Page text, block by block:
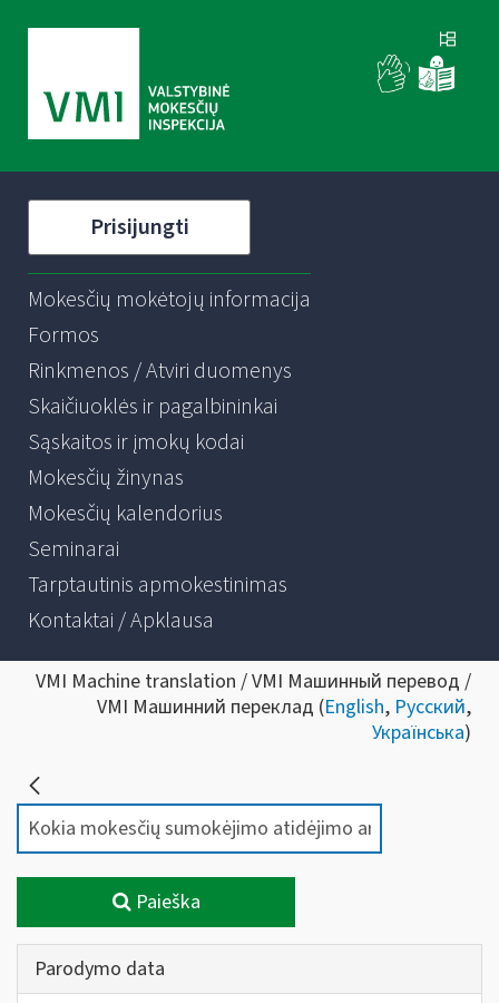
Prisijungti
Mokesčių mokėtojų informacija
Formos
Rinkmenos / Atviri duomenys
Skaičiuoklės ir pagalbininkai
Sąskaitos ir įmokų kodai
Mokesčių žinynas
Mokesčių kalendorius
Seminarai
Tarptautinis apmokestinimas
Kontaktai / Apklausa
VMI Machine translation / VMI Машинный перевод /
VMI Машинний переклад (English, Русский,
Українська)
Paieška
Parodymo data